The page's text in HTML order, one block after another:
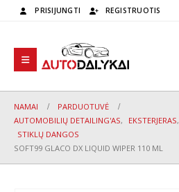
PRISIJUNGTI REGISTRUOTIS
NAMAI
PARDUOTUVĖ
AUTOMOBILIŲ DETAILING'AS, EKSTERJERAS,
STIKLŲ DANGOS
SOFT99 GLACO DX LIQUID WIPER 110 ML